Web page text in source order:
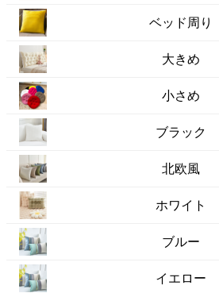
ベッド周り
大きめ
小さめ
ブラック
北欧風
ホワイト
ブルー
イエロー